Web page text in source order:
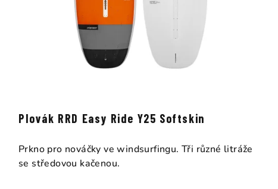
Plovák RRD Easy Ride Y25 Softskin
Prkno pro nováčky ve windsurfingu. Tři různé litráže
se středovou kačenou.